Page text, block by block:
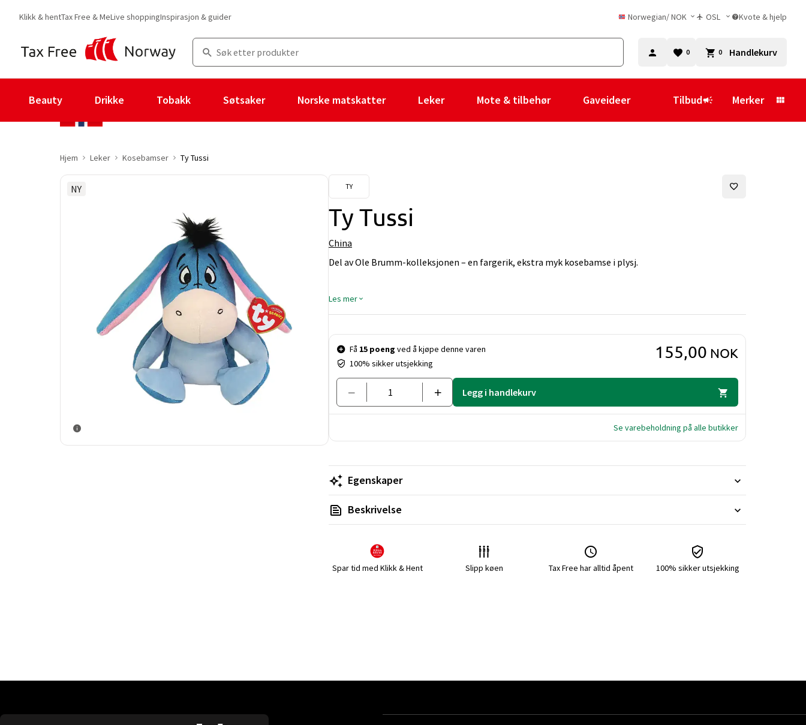
Klikk & hentTax Free & MeLive shoppingInspirasjon & guider Norwegian/NOK OSL Kvote & hjelp
0 0 Handlekurv
Beauty Drikke Tobakk Søtsaker Norske matskatter Leker Mote & tilbehør Gaveideer Tilbud Merker
Hjem Leker Kosebamser Ty Tussi
NY TY
Ty Tussi
China
Del av Ole Brumm-kolleksjonen – en fargerik, ekstra myk kosebamse i plysj.
Les mer
Pris og mengde
Få 15 poeng ved å kjøpe denne varen
100% sikker utsjekking
155,00 NOK
Legg i handlekurv
Se varebeholdning på alle butikker
Egenskaper
Beskrivelse
Spar tid med Klikk & Hent Slipp køen Tax Free har alltid åpent 100% sikker utsjekking